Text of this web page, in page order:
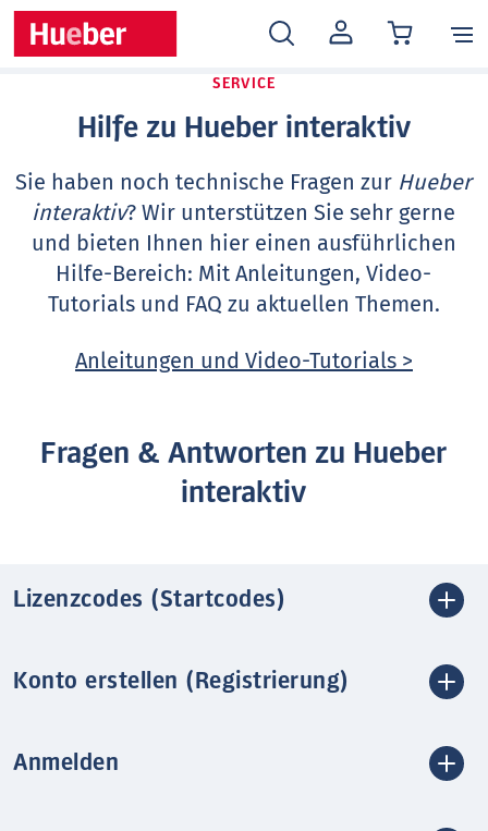
MEIN
KONTO
SERVICE
Hilfe zu Hueber interaktiv
Sie haben noch technische Fragen zur Hueber
interaktiv? Wir unterstützen Sie sehr gerne
und bieten Ihnen hier einen ausführlichen
Hilfe-Bereich: Mit Anleitungen, Video-
Tutorials und FAQ zu aktuellen Themen.
Anleitungen und Video-Tutorials >
Fragen & Antworten zu Hueber
interaktiv
Lizenzcodes (Startcodes)
Konto erstellen (Registrierung)
Anmelden